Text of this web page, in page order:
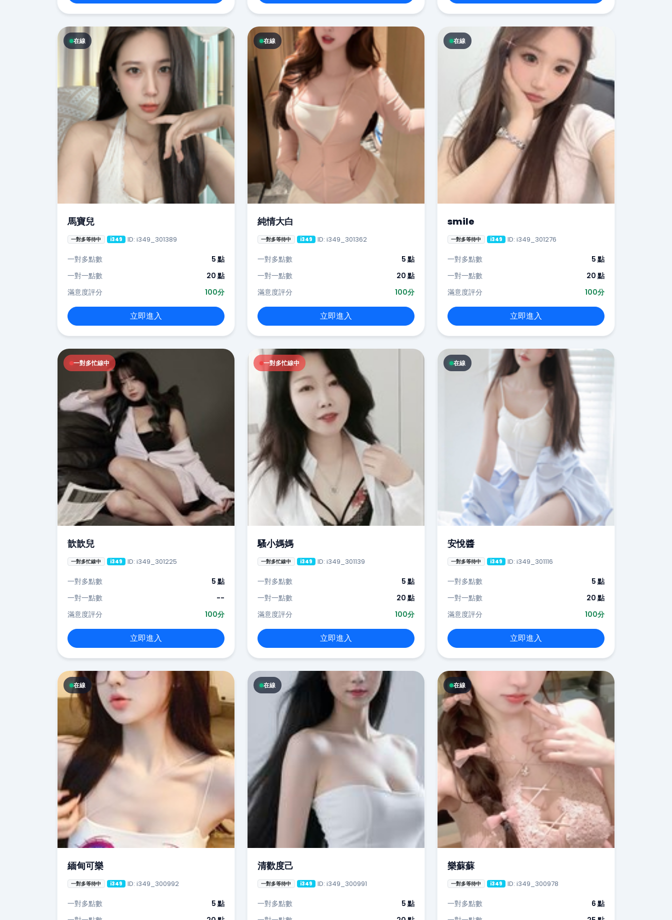
在線
馬寶兒
一對多等待中 i349 ID: i349_301389
一對多點數
5 點
一對一點數
20 點
滿意度評分
100分
立即進入
在線
純情大白
一對多等待中 i349 ID: i349_301362
一對多點數
5 點
一對一點數
20 點
滿意度評分
100分
立即進入
在線
smile
一對多等待中 i349 ID: i349_301276
一對多點數
5 點
一對一點數
20 點
滿意度評分
100分
立即進入
一對多忙線中
歆歆兒
一對多忙線中 i349 ID: i349_301225
一對多點數
5 點
一對一點數
--
滿意度評分
100分
立即進入
一對多忙線中
騷小媽媽
一對多忙線中 i349 ID: i349_301139
一對多點數
5 點
一對一點數
20 點
滿意度評分
100分
立即進入
在線
安悅醬
一對多等待中 i349 ID: i349_301116
一對多點數
5 點
一對一點數
20 點
滿意度評分
100分
立即進入
在線
緬甸可樂
一對多等待中 i349 ID: i349_300992
一對多點數
5 點
在線
清歡度己
一對多等待中 i349 ID: i349_300991
一對多點數
5 點
在線
樂蘇蘇
一對多等待中 i349 ID: i349_300978
一對多點數
6 點